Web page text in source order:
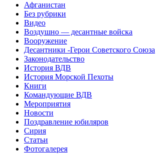
Афганистан
Без рубрики
Видео
Воздушно — десантные войска
Вооружение
Десантники -Герои Советского Союза
Законодательство
История ВДВ
История Морской Пехоты
Книги
Командующие ВДВ
Мероприятия
Новости
Поздравление юбиляров
Сирия
Статьи
Фотогалерея